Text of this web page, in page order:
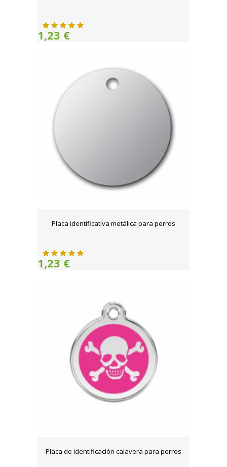
1,23 €
Placa identificativa metálica para perros
1,23 €
Placa de identificación calavera para perros